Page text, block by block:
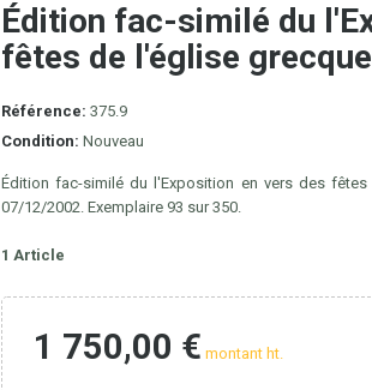
Édition fac-similé du
fêtes de l'église
Référence: 375.9
Condition: Nouveau
Édition fac-similé du l'Exposition en vers des
07/12/2002. Exemplaire 93 sur 350.
1 Article
1 750,00 € montant ht.